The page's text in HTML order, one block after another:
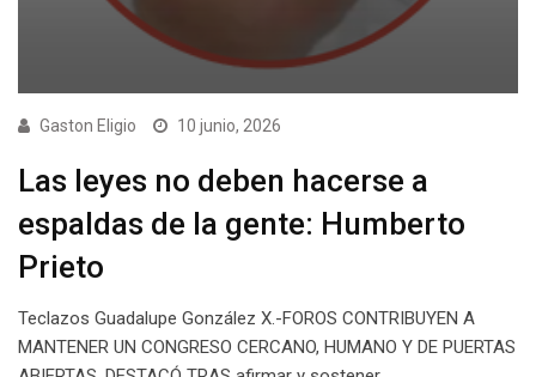
Gaston Eligio 10 junio, 2026
Las leyes no deben hacerse a
espaldas de la gente: Humberto
Prieto
Teclazos Guadalupe González X.-FOROS CONTRIBUYEN A
MANTENER UN CONGRESO CERCANO, HUMANO Y DE PUERTAS